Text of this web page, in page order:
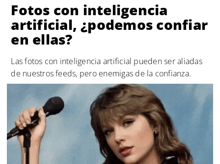
Fotos con inteligencia
artificial, ¿podemos confiar
en ellas?
Las fotos con inteligencia artificial pueden ser aliadas
de nuestros feeds, pero enemigas de la confianza.